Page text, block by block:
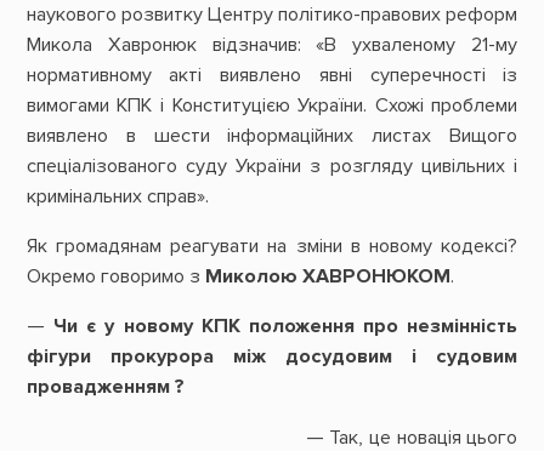
наукового розвитку Центру політико-правових реформ
Микола Хавронюк відзначив: «В ухваленому 21-му
нормативному акті виявлено явні суперечності із
вимогами КПК і Конституцією України. Схожі проблеми
виявлено в шести інформаційних листах Вищого
спеціалізованого суду України з розгляду цивільних і
кримінальних справ».
Як громадянам реагувати на зміни в новому кодексі?
Окремо говоримо з Миколою ХАВРОНЮКОМ.
— Чи є у новому КПК положення про незмінність
фігури прокурора між досудовим і судовим
провадженням ?
— Так, це новація цього